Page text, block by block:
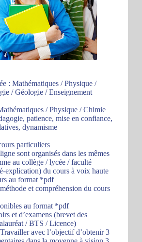
: Mathématiques / Physique /
/ Géologie / Enseignement
/ Physique / Chimie
patience, mise en confiance,
dynamisme
particuliers
sont organisés dans les mêmes
au collège / lycée / faculté
explication) du cours à voix haute
au format *pdf
et compréhension du cours
au format *pdf
et d’examens (brevet des
/ BTS / Licence)
avec l’objectif d’obtenir 3